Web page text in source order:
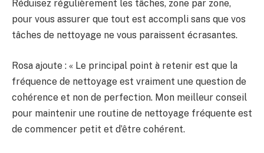
Réduisez régulièrement les tâches, zone par zone,
pour vous assurer que tout est accompli sans que vos
tâches de nettoyage ne vous paraissent écrasantes.
Rosa ajoute : « Le principal point à retenir est que la
fréquence de nettoyage est vraiment une question de
cohérence et non de perfection. Mon meilleur conseil
pour maintenir une routine de nettoyage fréquente est
de commencer petit et d’être cohérent.